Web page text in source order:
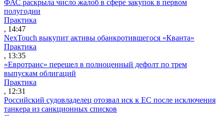
ФАС раскрыла число жалоб в сфере закупок в первом
полугодии
Практика
, 14:47
NexTouch выкупит активы обанкротившегося «Кванта»
Практика
, 13:35
«Евротранс» перешел в полноценный дефолт по трем
выпускам облигаций
Практика
, 12:31
Российский судовладелец отозвал иск к ЕС после исключения
танкера из санкционных списков